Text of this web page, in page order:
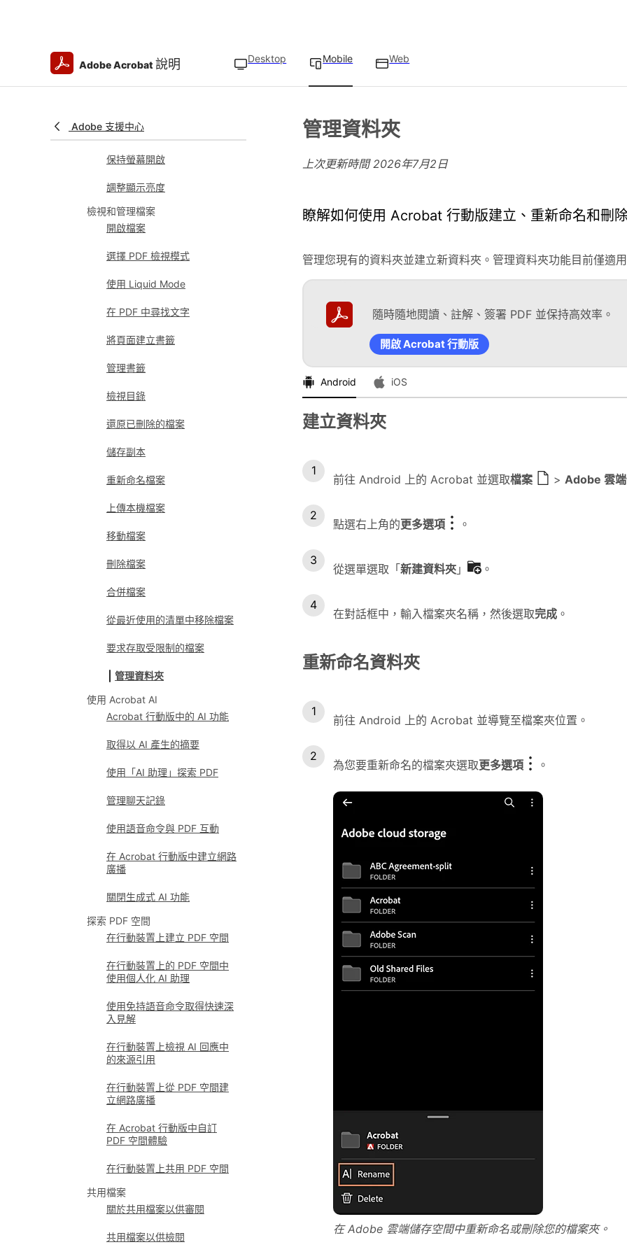
Adobe Acrobat 說明 Desktop Mobile Web
Adobe 支援中心
協助工具功能
在昏暗環境中閱讀
保持螢幕開啟
調整顯示亮度
檢視和管理檔案
開啟檔案
選擇 PDF 檢視模式
使用 Liquid Mode
在 PDF 中尋找文字
將頁面建立書籤
管理書籤
檢視目錄
還原已刪除的檔案
儲存副本
重新命名檔案
上傳本機檔案
移動檔案
刪除檔案
合併檔案
從最近使用的清單中移除檔案
要求存取受限制的檔案
管理資料夾
使用 Acrobat AI
Acrobat 行動版中的 AI 功能
取得以 AI 產生的摘要
使用「AI 助理」探索 PDF
管理聊天記錄
使用語音命令與 PDF 互動
在 Acrobat 行動版中建立網路
廣播
關閉生成式 AI 功能
探索 PDF 空間
在行動裝置上建立 PDF 空間
在行動裝置上的 PDF 空間中
使用個人化 AI 助理
使用免持語音命令取得快速深
入見解
在行動裝置上檢視 AI 回應中
的來源引用
在行動裝置上從 PDF 空間建
立網路廣播
在 Acrobat 行動版中自訂
PDF 空間體驗
在行動裝置上共用 PDF 空間
共用檔案
關於共用檔案以供審閱
共用檔案以供檢閱
管理資料夾
上次更新時間2026年7月2日
瞭解如何使用 Acrobat 行動版建立、重新命名和刪
管理您現有的資料夾並建立新資料夾。管理資料夾功能目前僅適
隨時隨地閱讀、註解、簽署 PDF 並保持高效率。
開啟 Acrobat 行動版
Android iOS
建立資料夾
前往 Android 上的 Acrobat 並選取檔案 > Adobe 雲
點選右上角的更多選項 。
從選單選取「新建資料夾 」 。
在對話框中，輸入檔案夾名稱，然後選取完成 。
重新命名資料夾
前往 Android 上的 Acrobat 並導覽至檔案夾位置。
為您要重新命名的檔案夾選取更多選項 。
在 Adobe 雲端儲存空間中重新命名或刪除您的檔案夾。